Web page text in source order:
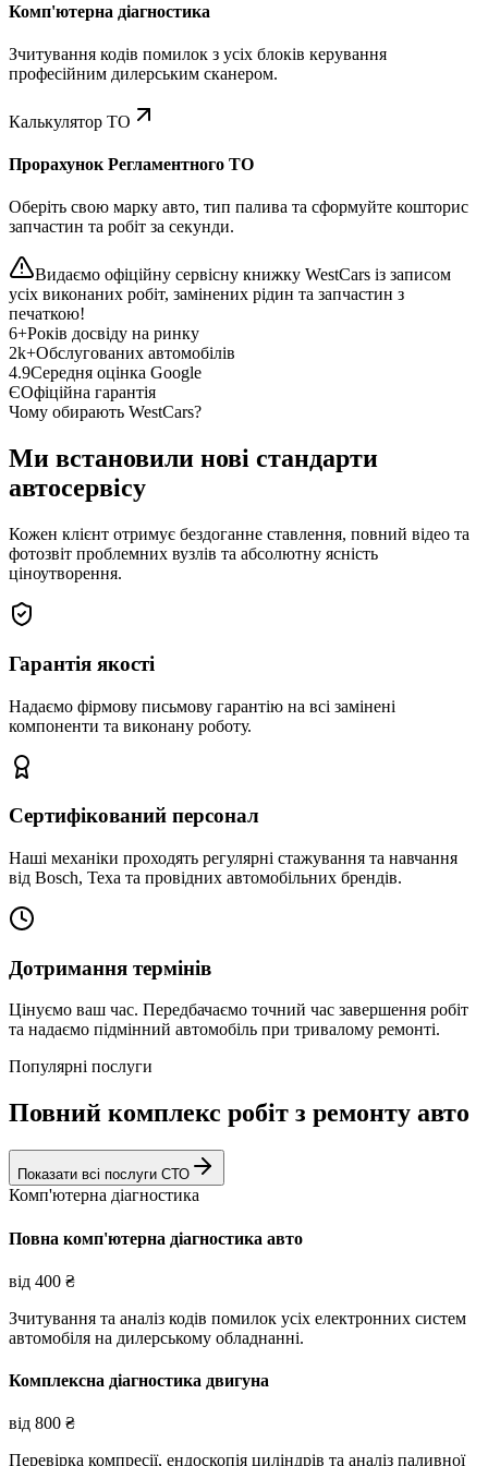
Комп'ютерна діагностика
Зчитування кодів помилок з усіх блоків керування
професійним дилерським сканером.
Калькулятор ТО
Прорахунок Регламентного ТО
Оберіть свою марку авто, тип палива та сформуйте кошторис
запчастин та робіт за секунди.
Видаємо офіційну сервісну книжку WestCars із записом
усіх виконаних робіт, замінених рідин та запчастин з
печаткою!
6+Років досвіду на ринку
2k+Обслугованих автомобілів
4.9Середня оцінка Google
ЄОфіційна гарантія
Чому обирають WestCars?
Ми встановили нові стандарти
автосервісу
Кожен клієнт отримує бездоганне ставлення, повний відео та
фотозвіт проблемних вузлів та абсолютну ясність
ціноутворення.
Гарантія якості
Надаємо фірмову письмову гарантію на всі замінені
компоненти та виконану роботу.
Сертифікований персонал
Наші механіки проходять регулярні стажування та навчання
від Bosch, Texa та провідних автомобільних брендів.
Дотримання термінів
Цінуємо ваш час. Передбачаємо точний час завершення робіт
та надаємо підмінний автомобіль при тривалому ремонті.
Популярні послуги
Повний комплекс робіт з ремонту авто
Показати всі послуги СТО
Комп'ютерна діагностика
Повна комп'ютерна діагностика авто
від 400 ₴
Зчитування та аналіз кодів помилок усіх електронних систем
автомобіля на дилерському обладнанні.
Комплексна діагностика двигуна
від 800 ₴
Перевірка компресії, ендоскопія циліндрів та аналіз паливної